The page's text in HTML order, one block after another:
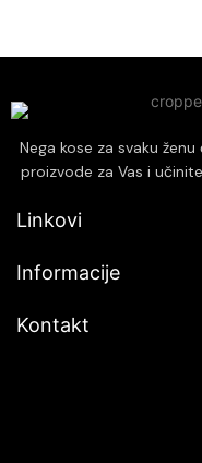
razbarušenih i modernih
Nega kose za svaku
proizvode za Vas i
Linkovi
Informacije
Kontakt